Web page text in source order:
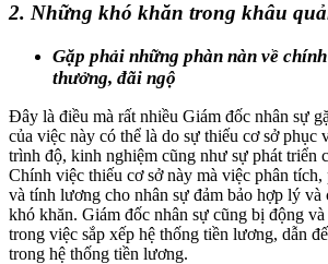
2. Những khó khăn trong khâu
Gặp phải những phàn nàn về
thưởng, đãi ngộ
Đây là điều mà rất nhiều Giám đốc nhân sự
của việc này có thể là do sự thiếu cơ sở phục
trình độ, kinh nghiệm cũng như sự phát triển
Chính việc thiếu cơ sở này mà việc phân
và tính lương cho nhân sự đảm bảo hợp lý và
khó khăn. Giám đốc nhân sự cũng bị động
trong việc sắp xếp hệ thống tiền lương, dẫn
trong hệ thống tiền lương.